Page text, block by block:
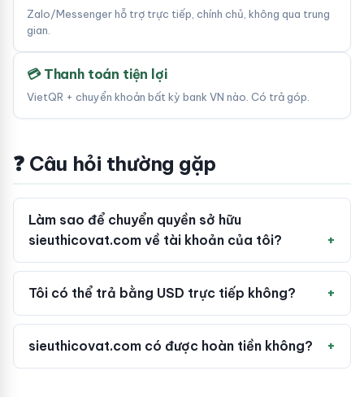
Zalo/Messenger hỗ trợ trực tiếp, chính chủ, không qua trung
gian.
💳 Thanh toán tiện lợi
VietQR + chuyển khoản bất kỳ bank VN nào. Có trả góp.
❓ Câu hỏi thường gặp
Làm sao để chuyển quyền sở hữu
sieuthicovat.com về tài khoản của tôi?
Tôi có thể trả bằng USD trực tiếp không?
sieuthicovat.com có được hoàn tiền không?